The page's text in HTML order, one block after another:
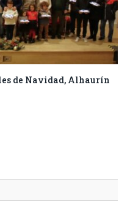
de Navidad, Alhaurín